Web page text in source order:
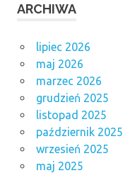
ARCHIWA
lipiec 2026
maj 2026
marzec 2026
grudzień 2025
listopad 2025
październik 2025
wrzesień 2025
maj 2025